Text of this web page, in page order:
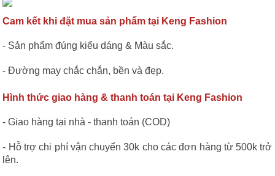
Cam kết khi đặt mua sản phẩm tại Keng Fashion
- Sản phẩm đúng kiểu dáng & Màu sắc.
- Đường may chắc chắn, bền và đẹp.
Hình thức giao hàng & thanh toán tại Keng Fashion
- Giao hàng tại nhà - thanh toán (COD)
- Hỗ trợ chi phí vận chuyển 30k cho các đơn hàng từ 500k trở
lên.